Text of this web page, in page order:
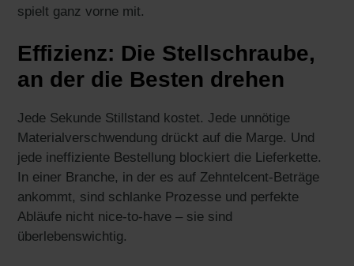
spielt ganz vorne mit.
Effizienz: Die Stellschraube,
an der die Besten drehen
Jede Sekunde Stillstand kostet. Jede unnötige
Materialverschwendung drückt auf die Marge. Und
jede ineffiziente Bestellung blockiert die Lieferkette.
In einer Branche, in der es auf Zehntelcent-Beträge
ankommt, sind schlanke Prozesse und perfekte
Abläufe nicht nice-to-have – sie sind
überlebenswichtig.